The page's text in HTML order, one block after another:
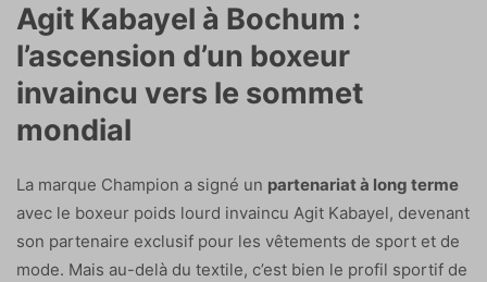
Agit Kabayel à Bochum :
l’ascension d’un boxeur
invaincu vers le sommet
mondial
La marque Champion a signé un partenariat à long terme
avec le boxeur poids lourd invaincu Agit Kabayel, devenant
son partenaire exclusif pour les vêtements de sport et de
mode. Mais au-delà du textile, c’est bien le profil sportif de